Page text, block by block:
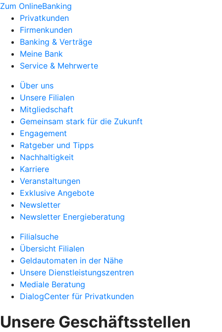
Zum OnlineBanking
Privatkunden
Firmenkunden
Banking & Verträge
Meine Bank
Service & Mehrwerte
Über uns
Unsere Filialen
Mitgliedschaft
Gemeinsam stark für die Zukunft
Engagement
Ratgeber und Tipps
Nachhaltigkeit
Karriere
Veranstaltungen
Exklusive Angebote
Newsletter
Newsletter Energieberatung
Filialsuche
Übersicht Filialen
Geldautomaten in der Nähe
Unsere Dienstleistungszentren
Mediale Beratung
DialogCenter für Privatkunden
Unsere Geschäftsstellen